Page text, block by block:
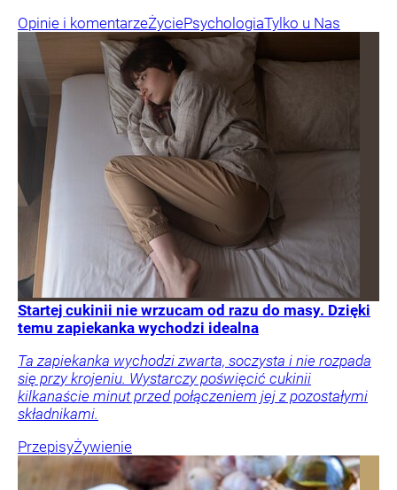
Opinie i komentarzeŻyciePsychologiaTylko u Nas
Startej cukinii nie wrzucam od razu do masy. Dzięki
temu zapiekanka wychodzi idealna
Ta zapiekanka wychodzi zwarta, soczysta i nie rozpada
się przy krojeniu. Wystarczy poświęcić cukinii
kilkanaście minut przed połączeniem jej z pozostałymi
składnikami.
PrzepisyŻywienie